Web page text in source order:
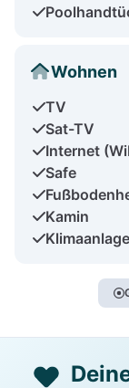
Wohnen
TV
Sat-TV
Internet
Safe
Kamin
Klimaanlage